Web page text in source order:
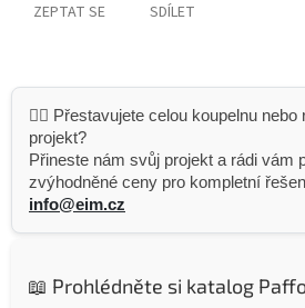
ZEPTAT SE SDÍLET
👷‍♂️ Přestavujete celou koupelnu
projekt?
Přineste nám svůj projekt a rádi vám
zvýhodněné ceny pro kompletní
info@eim.cz
📖 Prohlédněte si katalog